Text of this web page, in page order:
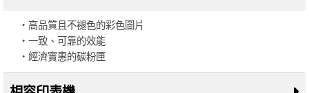
・高品質且不褪色的彩色圖片
・一致、可靠的效能
・經濟實惠的碳粉匣